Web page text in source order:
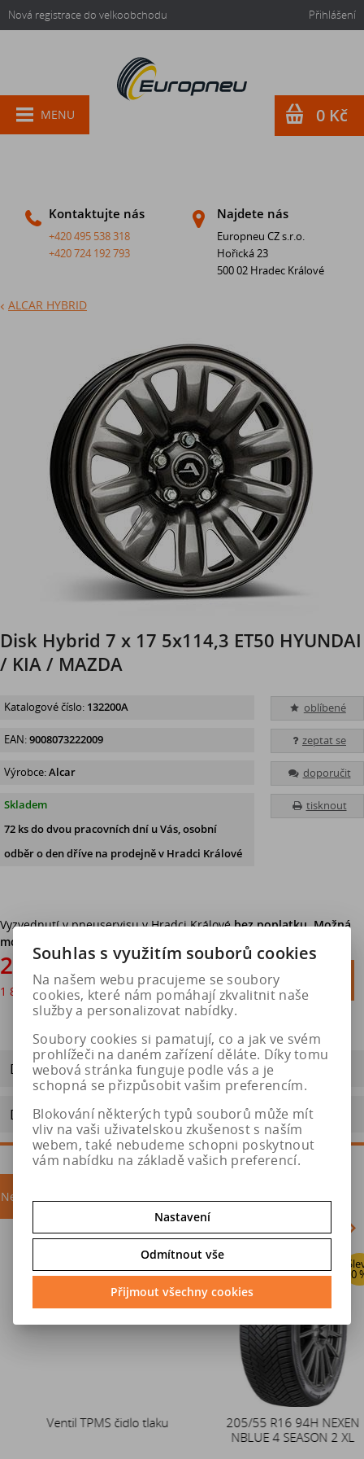
Nová registrace do velkoobchodu Přihlášení
Kontaktujte nás
+420 495 538 318
+420 724 192 793
Najdete nás
Europneu CZ s.r.o.
Hořická 23
500 02 Hradec Králové
MENU 0 Kč
ALCAR HYBRID
Disk Hybrid 7 x 17 5x114,3 ET50 HYUNDAI
/ KIA / MAZDA
oblíbené
zeptat se
doporučit
tisknout
Katalogové číslo: 132200A
EAN:9008073222009
Výrobce:Alcar
Skladem
72 ksdo dvou pracovních dní u Vás, osobní
odběr o den dříve na prodejně v Hradci Králové
Vyzvednutí v pneuservisu v Hradci Královébez poplatku. Možná
montáž.
2 294 Kč
1 896 Kčbez DPH

Do košíku
Dotaz na výrobek
Doporučit výrobek
Nejprodávanější
Ventil TPMS čidlo tlaku
Sleva
205/55 R16 94H NEXEN
NBLUE 4 SEASON 2 XL
Duše 12x4 (4.00-4) kovový
zahnutý ventil TR87
Souhlas s využitím souborů cookies
Na našem webu pracujeme se soubory
cookies, které nám pomáhají zkvalitnit naše
služby a personalizovat nabídky.
Soubory cookies si pamatují, co a jak ve svém
prohlížeči na daném zařízení děláte. Díky tomu
webová stránka funguje podle vás a je
schopná se přizpůsobit vašim preferencím.
Blokování některých typů souborů může mít
vliv na vaši uživatelskou zkušenost s naším
webem, také nebudeme schopni poskytnout
vám nabídku na základě vašich preferencí.
Nastavení
Odmítnout vše
Přijmout všechny cookies